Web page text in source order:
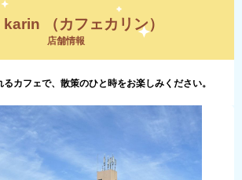
（カフェカリン）
店舗情報
カフェで、散策のひと時をお楽しみください。